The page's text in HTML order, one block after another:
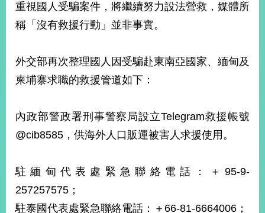
頁
站
導
關
於
新
心
外
資
訊
國
重視國人受騙案件，將繼續努力設法營救，媒體所
稱「沒有救援行動」並非事實。
外交部再次整理國人因受騙赴東南亞國家、緬甸及
柬埔寨求職的救援管道如下：
內政部警政署刑事警察局設立Telegram救援帳號
@cib8585，供海外人口販運被害人求援使用。
駐緬甸代表處緊急聯絡電話：＋95-9-
257257575；
駐泰國代表處緊急聯絡電話：＋66-81-6664006；